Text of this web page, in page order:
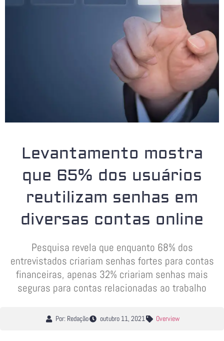
Levantamento mostra
que 65% dos usuários
reutilizam senhas em
diversas contas online
Pesquisa revela que enquanto 68% dos
entrevistados criariam senhas fortes para contas
financeiras, apenas 32% criariam senhas mais
seguras para contas relacionadas ao trabalho
Por: Redação outubro 11, 2021 Overview